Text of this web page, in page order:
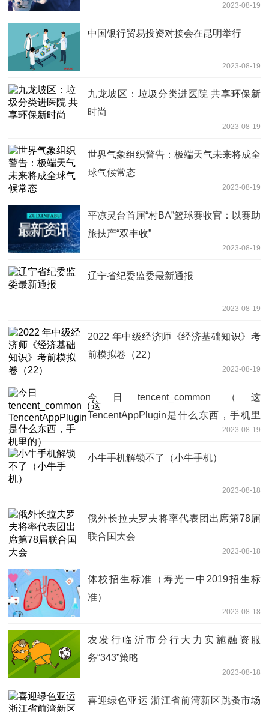
2023-08-19
中国银行贸易投资对接会在昆明举行
2023-08-19
九龙坡区：垃圾分类进医院 共享环保新
时尚
2023-08-19
世界气象组织警告：极端天气未来将成全
球气候常态
2023-08-19
平凉灵台首届“村BA”篮球赛收官：以赛助
旅扶产“双丰收”
2023-08-19
辽宁省纪委监委最新通报
2023-08-19
2022 年中级经济师《经济基础知识》考
前模拟卷（22）
2023-08-19
今日tencent_common（这
TencentAppPlugin是什么东西，手机里
2023-08-19
小牛手机解锁不了（小牛手机）
2023-08-18
俄外长拉夫罗夫将率代表团出席第78届
联合国大会
2023-08-18
体校招生标准（寿光一中2019招生标
准）
2023-08-18
农发行临沂市分行大力实施融资服
务“343”策略
2023-08-18
喜迎绿色亚运 浙江省前湾新区跳蚤市场